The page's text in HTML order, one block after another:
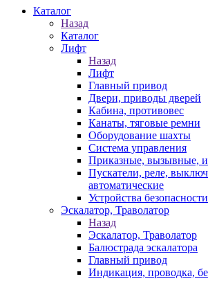
Каталог
Назад
Каталог
Лифт
Назад
Лифт
Главный привод
Двери, приводы дверей
Кабина, противовес
Канаты, тяговые ремни
Оборудование шахты
Система управления
Приказные, вызывные,
Пускатели, реле,
автоматические
Устройства безопасности
Эскалатор, Траволатор
Назад
Эскалатор, Траволатор
Балюстрада эскалатора
Главный привод
Индикация, проводка,